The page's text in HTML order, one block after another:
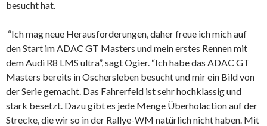
besucht hat.
“Ich mag neue Herausforderungen, daher freue ich mich auf
den Start im ADAC GT Masters und mein erstes Rennen mit
dem Audi R8 LMS ultra”, sagt Ogier. “Ich habe das ADAC GT
Masters bereits in Oschersleben besucht und mir ein Bild von
der Serie gemacht. Das Fahrerfeld ist sehr hochklassig und
stark besetzt. Dazu gibt es jede Menge Überholaction auf der
Strecke, die wir so in der Rallye-WM natürlich nicht haben. Mit